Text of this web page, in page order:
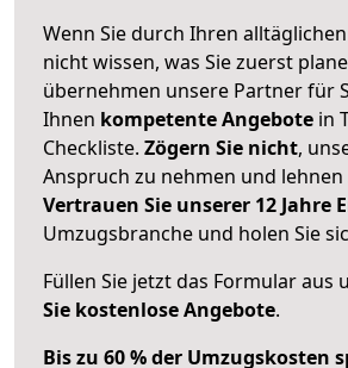
Wenn Sie durch Ihren
nicht wissen, was Sie zuerst
übernehmen unsere Partner für
Ihnen kompetente Angebote in
Checkliste. Zögern Sie nicht,
Anspruch zu nehmen und lehnen
Vertrauen Sie unserer 12 Jahre
Umzugsbranche und holen Sie
Füllen Sie jetzt das Formular aus
Sie kostenlose Angebote.
Bis zu 60 % der Umzugskosten